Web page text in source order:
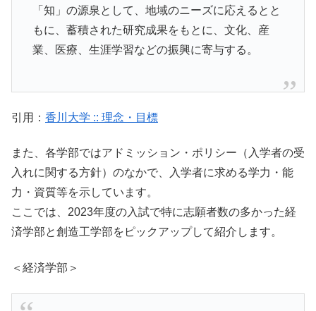
「知」の源泉として、地域のニーズに応えるとと
もに、蓄積された研究成果をもとに、文化、産
業、医療、生涯学習などの振興に寄与する。
引用： 香川大学 :: 理念・目標
また、各学部ではアドミッション・ポリシー（入学者の受
入れに関する方針）のなかで、入学者に求める学力・能
力・資質等を示しています。
ここでは、2023年度の入試で特に志願者数の多かった経
済学部と創造工学部をピックアップして紹介します。
＜経済学部＞